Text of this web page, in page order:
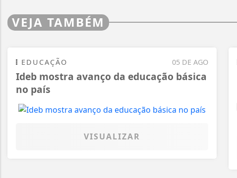
VEJA TAMBÉM
05 DE AGO
EDUCAÇÃO
Ideb mostra avanço da educação básica
no país
VISUALIZAR